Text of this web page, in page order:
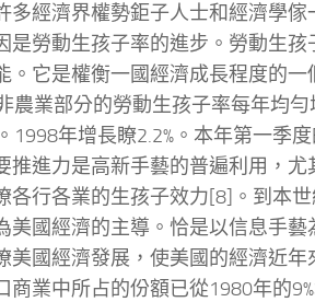
多經濟界權勢鉅子人士和經濟學
是勞動生孩子率的進步。勞動生
。它是權衡一國經濟成長程度的
農業部分的勞動生孩子率每年均
1998年增長瞭2.2%。本年第一季
推進力是高新手藝的普遍利用，
各行各業的生孩子效力[8]。到本
美國經濟的主導。恰是以信息手
美國經濟發展，使美國的經濟近
商業中所占的份額已從1980年的